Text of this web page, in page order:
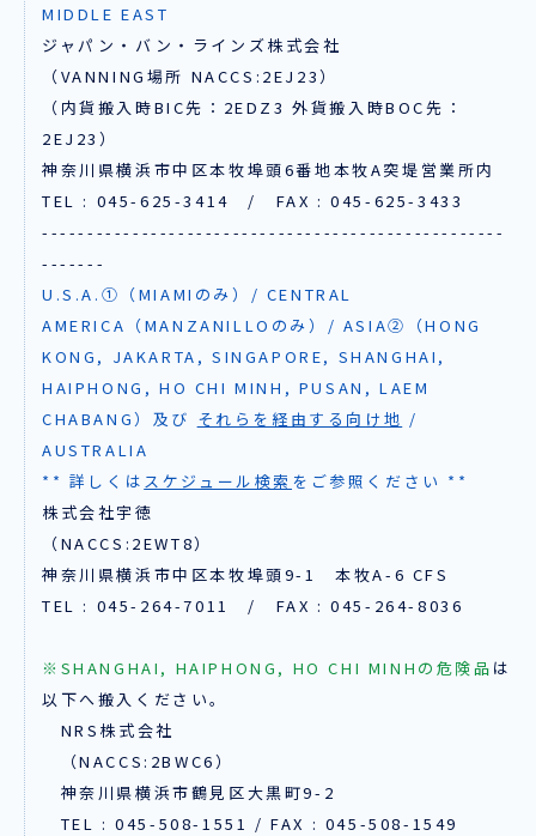
MIDDLE EAST
ジャパン・バン・ラインズ株式会社
（VANNING場所 NACCS:2EJ23）
（内貨搬入時BIC先：2EDZ3 外貨搬入時BOC先：
2EJ23）
神奈川県横浜市中区本牧埠頭6番地本牧A突堤営業所内
TEL : 045-625-3414 / FAX : 045-625-3433
---------------------------------------------------
-------
U.S.A.①（MIAMIのみ）/ CENTRAL
AMERICA（MANZANILLOのみ）/ ASIA②（HONG
KONG, JAKARTA, SINGAPORE, SHANGHAI,
HAIPHONG, HO CHI MINH, PUSAN, LAEM
CHABANG）及び それらを経由する向け地 /
AUSTRALIA
** 詳しくは スケジュール検索 をご参照ください **
株式会社宇徳
（NACCS:2EWT8）
神奈川県横浜市中区本牧埠頭9-1 本牧A-6 CFS
TEL : 045-264-7011 / FAX : 045-264-8036
※SHANGHAI, HAIPHONG, HO CHI MINHの危険品 は
以下へ搬入ください。
NRS株式会社
（NACCS:2BWC6）
神奈川県横浜市鶴見区大黒町9-2
TEL : 045-508-1551 / FAX : 045-508-1549